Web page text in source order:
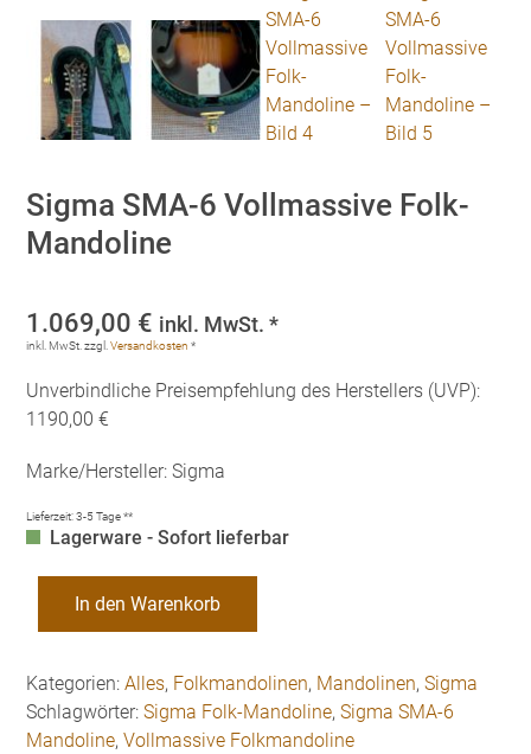
Sigma SMA-6 Vollmassive Folk-
Mandoline
1.069,00 € inkl. MwSt. *
inkl. MwSt. zzgl.Versandkosten *
Unverbindliche Preisempfehlung des Herstellers (UVP):
1190,00 €
Marke/Hersteller: Sigma
Lieferzeit:3-5 Tage **
Lagerware - Sofort lieferbar
Vollmassive
Folk-
Mandoline
In den Warenkorb
Kategorien:Alles, Folkmandolinen, Mandolinen,Sigma
Schlagwörter:Sigma Folk-Mandoline,Sigma SMA-6
Mandoline,Vollmassive Folkmandoline